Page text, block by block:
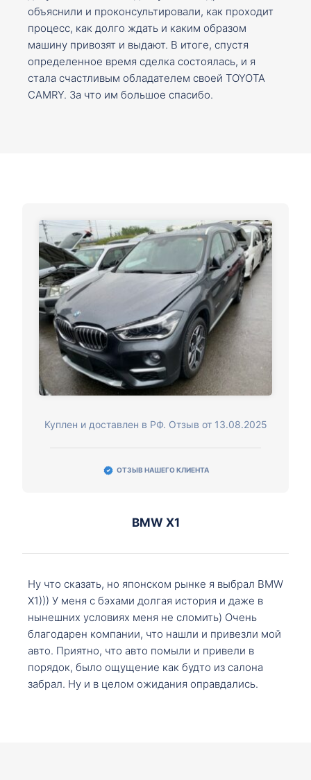
объяснили и проконсультировали, как проходит
процесс, как долго ждать и каким образом
машину привозят и выдают. В итоге, спустя
определенное время сделка состоялась, и я
стала счастливым обладателем своей TOYOTA
CAMRY. За что им большое спасибо.
Куплен и доставлен в РФ. Отзыв от 13.08.2025
ОТЗЫВ НАШЕГО КЛИЕНТА
BMW X1
Ну что сказать, но японском рынке я выбрал BMW
X1))) У меня с бэхами долгая история и даже в
нынешних условиях меня не сломить) Очень
благодарен компании, что нашли и привезли мой
авто. Приятно, что авто помыли и привели в
порядок, было ощущение как будто из салона
забрал. Ну и в целом ожидания оправдались.